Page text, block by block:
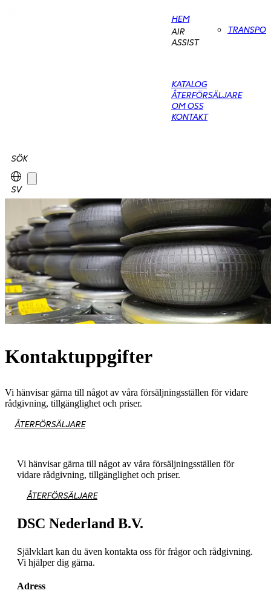
HEM
AIR
ASSIST
KATALOG
ÅTERFÖRSÄLJARE
OM OSS
KONTAKT
SÖK
SV
Kontaktuppgifter
Vi hänvisar gärna till något av våra försäljningsställen för vidare
rådgivning, tillgänglighet och priser.
ÅTERFÖRSÄLJARE
Vi hänvisar gärna till något av våra försäljningsställen för
vidare rådgivning, tillgänglighet och priser.
ÅTERFÖRSÄLJARE
DSC Nederland B.V.
Självklart kan du även kontakta oss för frågor och rådgivning.
Vi hjälper dig gärna.
Adress